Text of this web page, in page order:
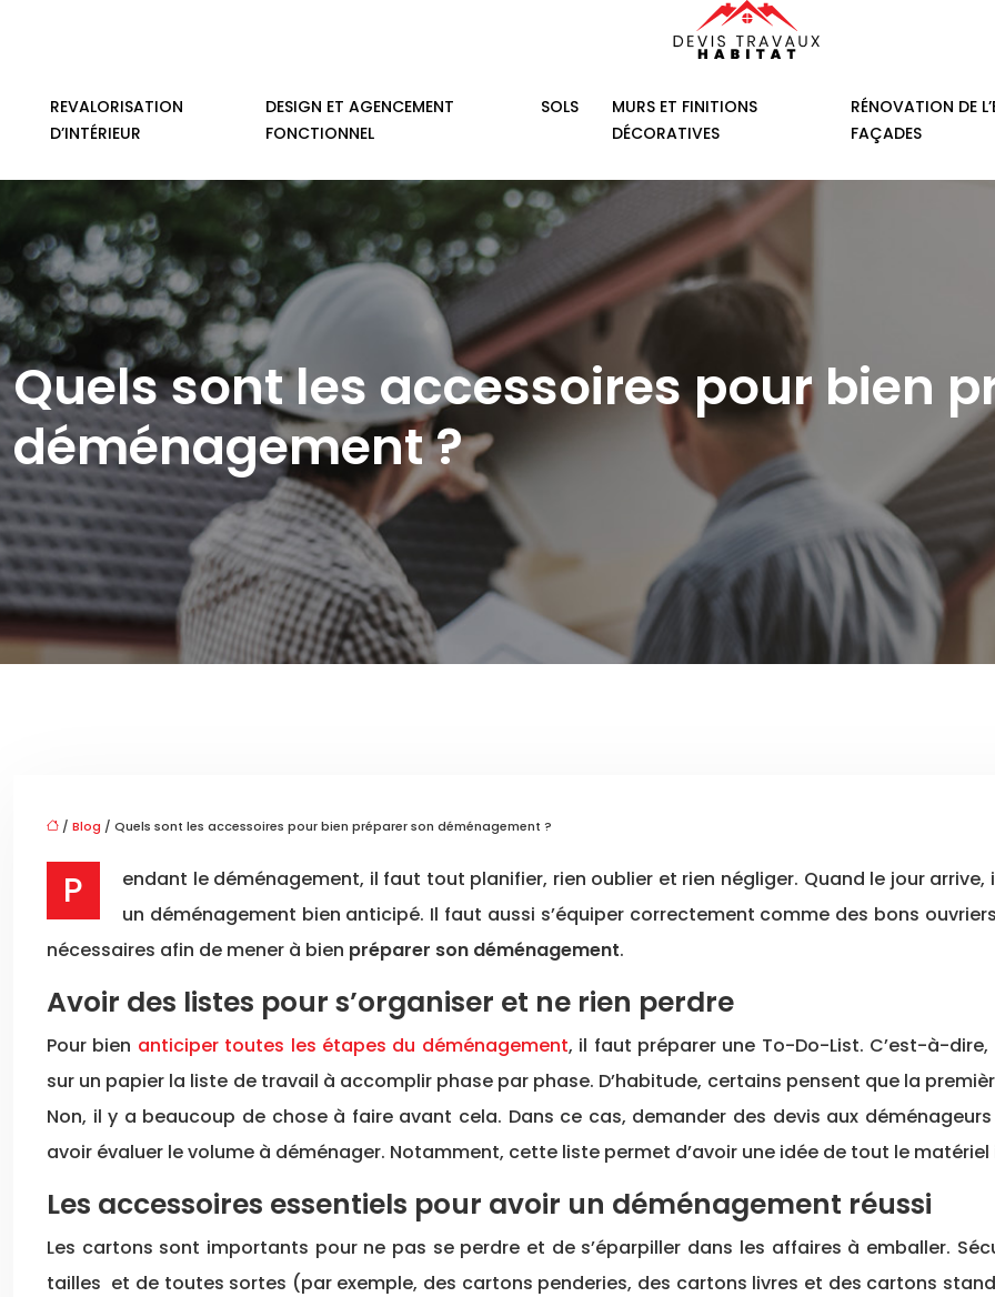
REVALORISATION
D’INTÉRIEUR
DESIGN ET AGENCEMENT
FONCTIONNEL
SOLS
MURS ET FINITIONS
DÉCORATIVES
RÉNOVATION DE
FAÇADES
Quels sont les accessoires pour bien
déménagement ?
/ Blog / Quels sont les accessoires pour bien préparer son déménagement ?
Pendant le déménagement, il faut tout planifier, rien oublier et rien négliger. Quand le jour arrive, il sera facile d’accomplir en un temps record avec
un déménagement bien anticipé. Il faut aussi s’équiper correctement comme des bons
nécessaires afin de mener à bien préparer son déménagement.
Avoir des listes pour s’organiser et ne rien perdre
Pour bien anticiper toutes les étapes du déménagement, il faut préparer une To-Do-List. C’est-à-
sur un papier la liste de travail à accomplir phase par phase. D’habitude, certains pensent que la
Non, il y a beaucoup de chose à faire avant cela. Dans ce cas, demander des devis aux
avoir évaluer le volume à déménager. Notamment, cette liste permet d’avoir une idée de tout le
Les accessoires essentiels pour avoir un déménagement réussi
Les cartons sont importants pour ne pas se perdre et de s’éparpiller dans les affaires à emballer.
tailles et de toutes sortes (par exemple, des cartons penderies, des cartons livres et des cartons